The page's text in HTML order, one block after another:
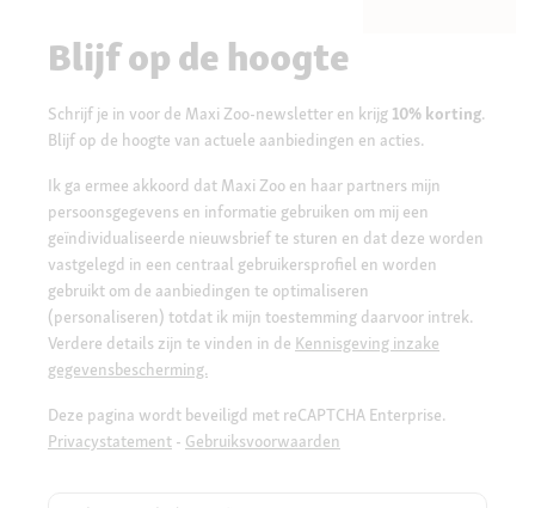
Blijf op de hoogte
Schrijf je in voor de Maxi Zoo-newsletter en krijg 10% korting.
Blijf op de hoogte van actuele aanbiedingen en acties.
Ik ga ermee akkoord dat Maxi Zoo en haar partners mijn
persoonsgegevens en informatie gebruiken om mij een
geïndividualiseerde nieuwsbrief te sturen en dat deze worden
vastgelegd in een centraal gebruikersprofiel en worden
gebruikt om de aanbiedingen te optimaliseren
(personaliseren) totdat ik mijn toestemming daarvoor intrek.
Verdere details zijn te vinden in de Kennisgeving inzake
gegevensbescherming.
Deze pagina wordt beveiligd met reCAPTCHA Enterprise.
Privacystatement - Gebruiksvoorwaarden